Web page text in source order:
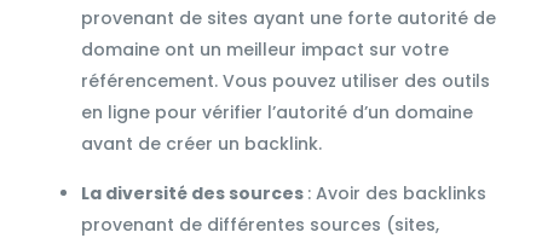
provenant de sites ayant une forte autorité de
domaine ont un meilleur impact sur votre
référencement. Vous pouvez utiliser des outils
en ligne pour vérifier l’autorité d’un domaine
avant de créer un backlink.
La diversité des sources : Avoir des backlinks
provenant de différentes sources (sites,